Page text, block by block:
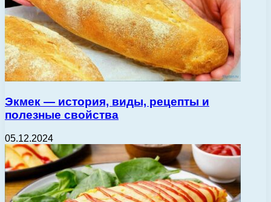
Экмек — история, виды, рецепты и
полезные свойства
05.12.2024